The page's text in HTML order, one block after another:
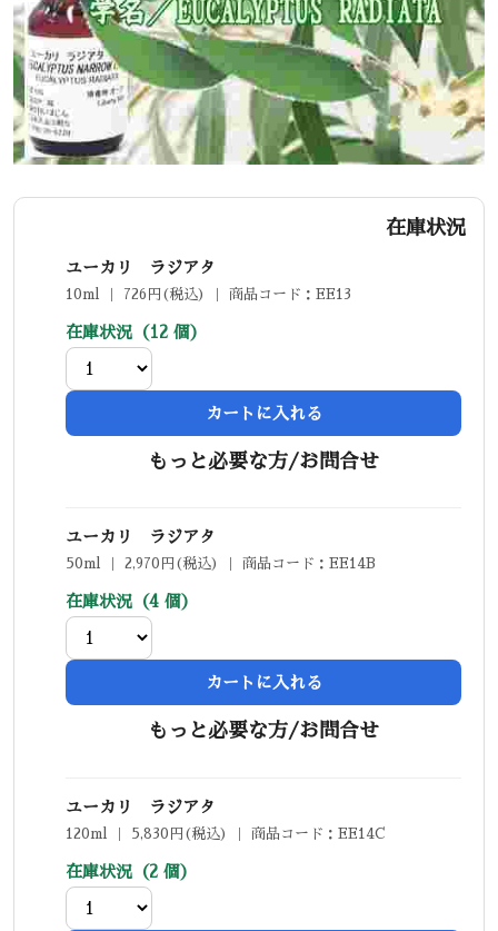
在庫状況
ユーカリ ラジアタ
10ml ｜ 726円(税込) ｜ 商品コード：EE13
在庫状況（12 個）
カートに入れる
もっと必要な方/お問合せ
ユーカリ ラジアタ
50ml ｜ 2,970円(税込) ｜ 商品コード：EE14B
在庫状況（4 個）
カートに入れる
もっと必要な方/お問合せ
ユーカリ ラジアタ
120ml ｜ 5,830円(税込) ｜ 商品コード：EE14C
在庫状況（2 個）